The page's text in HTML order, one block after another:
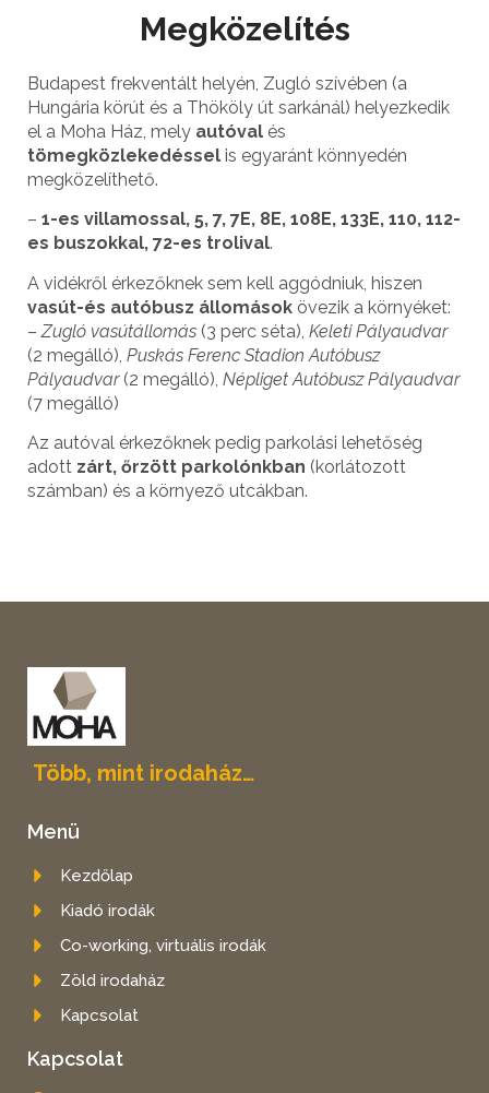
Megközelítés
Budapest frekventált helyén, Zugló szívében (a
Hungária körút és a Thököly út sarkánál) helyezkedik
el a Moha Ház, mely autóval és
tömegközlekedéssel is egyaránt könnyedén
megközelíthető.
– 1-es villamossal, 5, 7, 7E, 8E, 108E, 133E, 110, 112-
es buszokkal, 72-es trolival.
A vidékről érkezőknek sem kell aggódniuk, hiszen
vasút-és autóbusz állomások övezik a környéket:
– Zugló vasútállomás (3 perc séta), Keleti Pályaudvar
(2 megálló), Puskás Ferenc Stadion Autóbusz
Pályaudvar(2 megálló), Népliget Autóbusz Pályaudvar
(7 megálló)
Az autóval érkezőknek pedig parkolási lehetőség
adott zárt, őrzött parkolónkban (korlátozott
számban) és a környező utcákban.
Több, mint irodaház…
Menü
Kezdőlap
Kiadó irodák
Co-working, virtuális irodák
Zöld irodaház
Kapcsolat
Kapcsolat